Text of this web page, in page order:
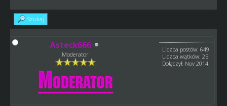
Szukaj
Asteck666
Moderator
Liczba postów: 649
Liczba wątków: 25
Dołączył: Nov 2014